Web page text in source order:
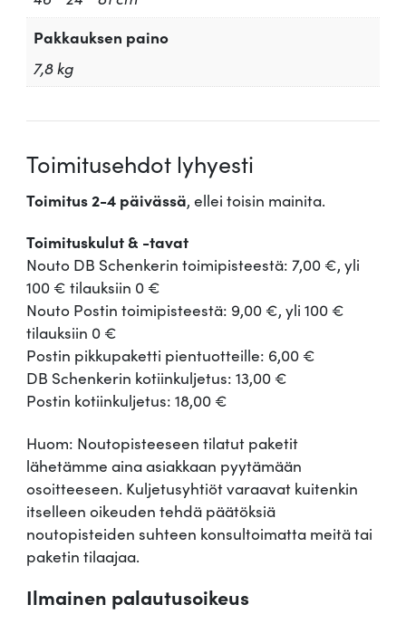
Pakkauksen paino
7,8 kg
Toimitusehdot lyhyesti
Toimitus 2-4 päivässä, ellei toisin mainita.
Toimituskulut & -tavat
Nouto DB Schenkerin toimipisteestä: 7,00 €, yli
100 € tilauksiin 0 €
Nouto Postin toimipisteestä: 9,00 €, yli 100 €
tilauksiin 0 €
Postin pikkupaketti pientuotteille: 6,00 €
DB Schenkerin kotiinkuljetus: 13,00 €
Postin kotiinkuljetus: 18,00 €
Huom: Noutopisteeseen tilatut paketit
lähetämme aina asiakkaan pyytämään
osoitteeseen. Kuljetusyhtiöt varaavat kuitenkin
itselleen oikeuden tehdä päätöksiä
noutopisteiden suhteen konsultoimatta meitä tai
paketin tilaajaa.
Ilmainen palautusoikeus